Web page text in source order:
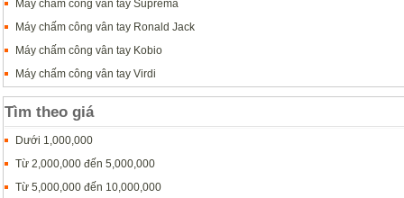
Máy chấm công vân tay Suprema
Máy chấm công vân tay Ronald Jack
Máy chấm công vân tay Kobio
Máy chấm công vân tay Virdi
Tìm theo giá
Dưới 1,000,000
Từ 2,000,000 đến 5,000,000
Từ 5,000,000 đến 10,000,000